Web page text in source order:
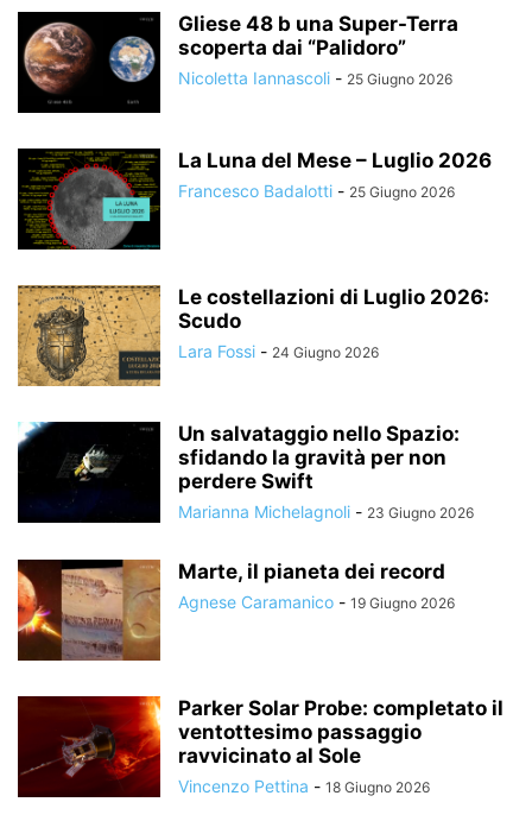
Gliese 48 b una Super-Terra
scoperta dai “Palidoro”
Nicoletta Iannascoli - 25 Giugno 2026
La Luna del Mese – Luglio 2026
Francesco Badalotti - 25 Giugno 2026
Le costellazioni di Luglio 2026:
Scudo
Lara Fossi - 24 Giugno 2026
Un salvataggio nello Spazio:
sfidando la gravità per non
perdere Swift
Marianna Michelagnoli - 23 Giugno 2026
Marte, il pianeta dei record
Agnese Caramanico - 19 Giugno 2026
Parker Solar Probe: completato il
ventottesimo passaggio
ravvicinato al Sole
Vincenzo Pettina - 18 Giugno 2026